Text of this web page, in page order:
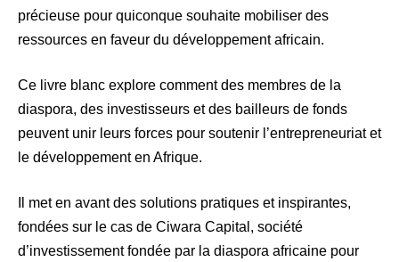
précieuse pour quiconque souhaite mobiliser des
ressources en faveur du développement africain.
Ce livre blanc explore comment des membres de la
diaspora, des investisseurs et des bailleurs de fonds
peuvent unir leurs forces pour soutenir l’entrepreneuriat et
le développement en Afrique.
Il met en avant des solutions pratiques et inspirantes,
fondées sur le cas de Ciwara Capital, société
d’investissement fondée par la diaspora africaine pour